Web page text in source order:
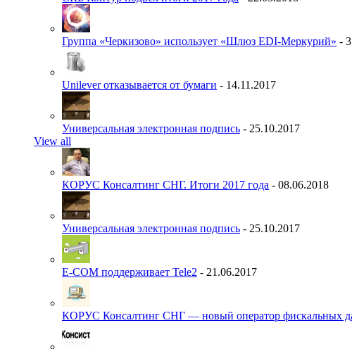
Группа «Черкизово» использует «Шлюз EDI-Меркурий» -
Unilever отказывается от бумаги - 14.11.2017
Универсальная электронная подпись - 25.10.2017
View all
КОРУС Консалтинг СНГ. Итоги 2017 года - 08.06.2018
Универсальная электронная подпись - 25.10.2017
E-COM поддерживает Tele2 - 21.06.2017
КОРУС Консалтинг СНГ — новый оператор фискальных